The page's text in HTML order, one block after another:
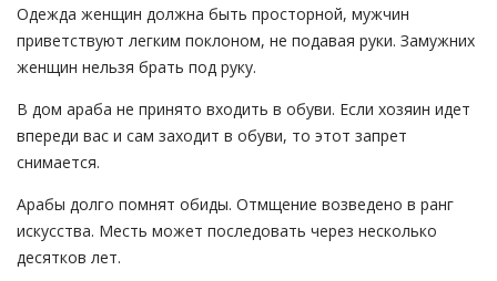
Одежда женщин должна быть просторной, мужчин
приветствуют легким поклоном, не подавая руки. Замужних
женщин нельзя брать под руку.
В дом араба не принято входить в обуви. Если хозяин идет
впереди вас и сам заходит в обуви, то этот запрет
снимается.
Арабы долго помнят обиды. Отмщение возведено в ранг
искусства. Месть может последовать через несколько
десятков лет.